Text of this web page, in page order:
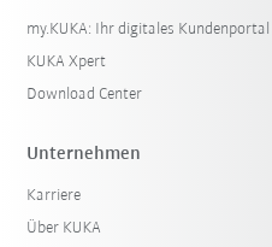
my.KUKA: Ihr digitales Kundenportal
KUKA Xpert
Download Center
Unternehmen
Karriere
Über KUKA